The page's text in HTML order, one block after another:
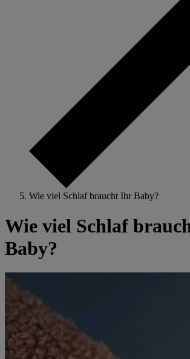
Wie viel Schlaf braucht Ihr Baby?
Wie viel Schlaf
Baby?